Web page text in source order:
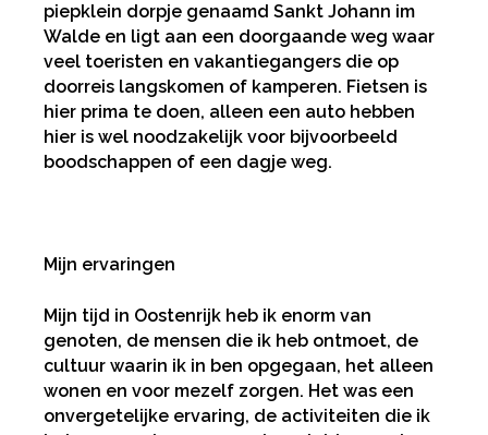
piepklein dorpje genaamd Sankt Johann im
Walde en ligt aan een doorgaande weg waar
veel toeristen en vakantiegangers die op
doorreis langskomen of kamperen. Fietsen is
hier prima te doen, alleen een auto hebben
hier is wel noodzakelijk voor bijvoorbeeld
boodschappen of een dagje weg.
Mijn ervaringen
Mijn tijd in Oostenrijk heb ik enorm van
genoten, de mensen die ik heb ontmoet, de
cultuur waarin ik in ben opgegaan, het alleen
wonen en voor mezelf zorgen. Het was een
onvergetelijke ervaring, de activiteiten die ik